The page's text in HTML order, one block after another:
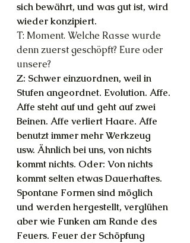
sich bewährt, und was gut ist, wird
wieder konzipiert.
T: Moment. Welche Rasse wurde
denn zuerst geschöpft? Eure oder
unsere?
Z: Schwer einzuordnen, weil in
Stufen angeordnet. Evolution. Affe.
Affe steht auf und geht auf zwei
Beinen. Affe verliert Haare. Affe
benutzt immer mehr Werkzeug
usw. Ähnlich bei uns, von nichts
kommt nichts. Oder: Von nichts
kommt selten etwas Dauerhaftes.
Spontane Formen sind möglich
und werden hergestellt, verglühen
aber wie Funken am Rande des
Feuers. Feuer der Schöpfung